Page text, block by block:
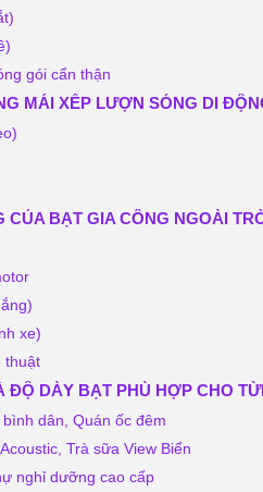
gói cẩn thận
MÁI XẾP LƯỢN SÓNG DI
BẠT GIA CÔNG NGOÀI
xe)
thuật
ĐỘ DÀY BẠT PHÙ HỢP CHO
dân, Quán ốc đêm
Trà sữa View Biển
nghỉ dưỡng cao cấp